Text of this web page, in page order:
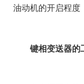
油动机的开启程度
键相变送器的